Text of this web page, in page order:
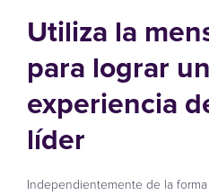
Utiliza la
para lograr
experiencia
líder
Independientemente de la